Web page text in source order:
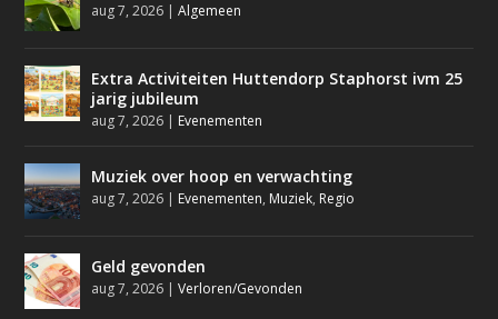
aug 7, 2026 |Algemeen
Extra Activiteiten Huttendorp Staphorst ivm 25
jarig jubileum
aug 7, 2026 | Evenementen
Muziek over hoop en verwachting
aug 7, 2026 | Evenementen, Muziek, Regio
Geld gevonden
aug 7, 2026 |Verloren/Gevonden